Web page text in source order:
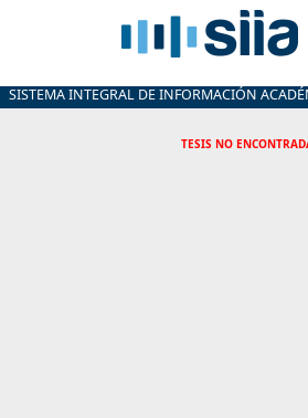
SISTEMA INTEGRAL DE INFORMACIÓN
TESIS NO